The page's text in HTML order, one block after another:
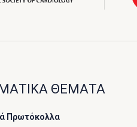
ΘΕΜΑΤΑ
Πρωτόκολλα